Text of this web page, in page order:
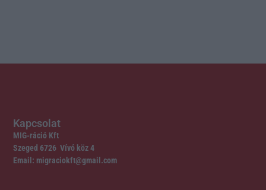
Kapcsolat
MIG-ráció Kft
Szeged 6726 Vívó köz 4
Email: migraciokft@gmail.com